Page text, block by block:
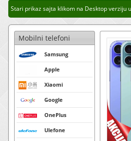
Stari prikaz sajta klikom na Desktop verziju u
Mobilni telefoni
Samsung
Apple
Xiaomi
Google
OnePlus
Ulefone